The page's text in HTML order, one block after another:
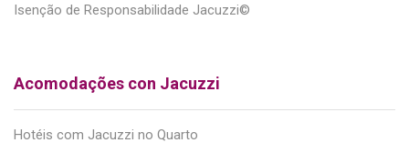
Isenção de Responsabilidade Jacuzzi©
Acomodações con Jacuzzi
Hotéis com Jacuzzi no Quarto